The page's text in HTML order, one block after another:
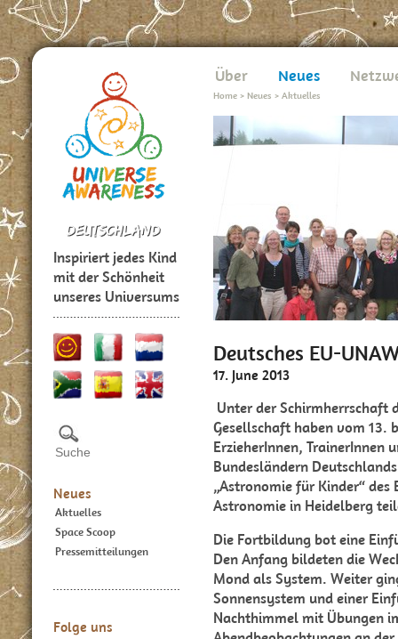
Inspiriert jedes Kind
mit der Schönheit
unseres Universums
Neues
Aktuelles
Space Scoop
Pressemitteilungen
Folge uns
Über Neues
Home > Neues > Aktuelles
Deutsches EU-
17. June 2013
Unter der Schirmherrschaft
Gesellschaft haben vom 13.
ErzieherInnen, TrainerInnen
Bundesländern
„Astronomie für Kinder“ des
Astronomie in Heidelberg
Die Fortbildung bot eine
Den Anfang bildeten die
Mond als System. Weiter
Sonnensystem und einer
Nachthimmel mit Übungen